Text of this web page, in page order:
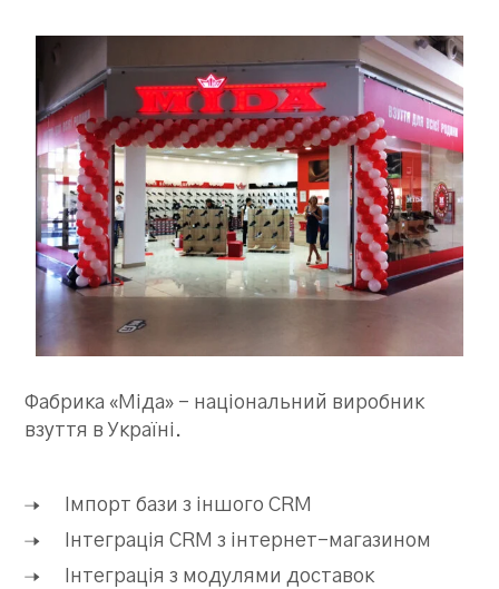
Фабрика «Міда» – національний виробник
взуття в Україні.
Імпорт бази з іншого CRM
Інтеграція CRM з інтернет-магазином
Інтеграція з модулями доставок